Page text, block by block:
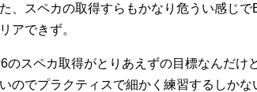
、スペカの取得すらもかなり危うい感じ
アできず。
のスペカ取得がとりあえずの目標なんだけ
のでプラクティスで細かく練習するしか